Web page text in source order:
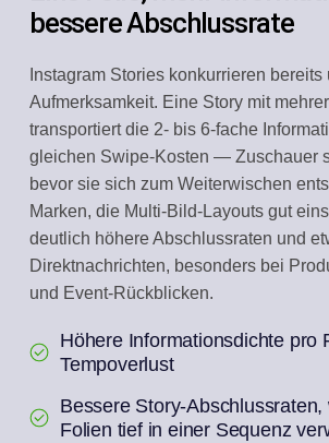
bessere Abschlussrate
Instagram Stories konkurrieren bereits
Aufmerksamkeit. Eine Story mit
transportiert die 2- bis 6-fache
gleichen Swipe-Kosten — Zuschauer
bevor sie sich zum Weiterwischen
Marken, die Multi-Bild-Layouts gut
deutlich höhere Abschlussraten und
Direktnachrichten, besonders bei
und Event-Rückblicken.
Höhere Informationsdichte pro
Tempoverlust
Bessere Story-Abschlussraten,
Folien tief in einer Sequenz